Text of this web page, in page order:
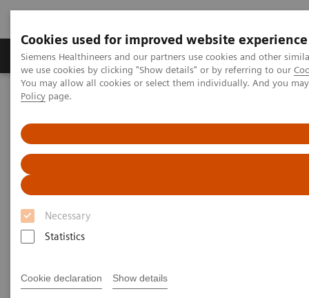
Cookies used for improved website experience
Siemens Healthineers and our partners use cookies and other
we use cookies by clicking "Show details" or by referring to our
You may allow all cookies or select them individually. And you
Policy page.
Necessary
Statistics
Cookie declaration Show details
Productos y servicios Especialidades Clínicas
Siemens Healthineers Latinoamérica
Mobilett Mira eco
Wireless mobile X-ray imaging – the answer to
your everyday challenges